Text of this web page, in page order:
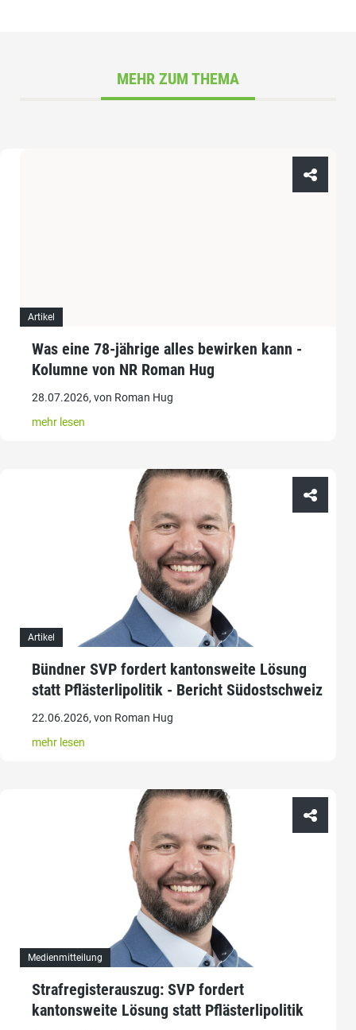
MEHR ZUM THEMA
Artikel
Was eine 78-jährige alles bewirken kann -
Kolumne von NR Roman Hug
28.07.2026, von Roman Hug
mehr lesen
Artikel
Bündner SVP fordert kantonsweite Lösung
statt Pflästerlipolitik - Bericht Südostschweiz
22.06.2026, von Roman Hug
mehr lesen
Medienmitteilung
Strafregisterauszug: SVP fordert
kantonsweite Lösung statt Pflästerlipolitik